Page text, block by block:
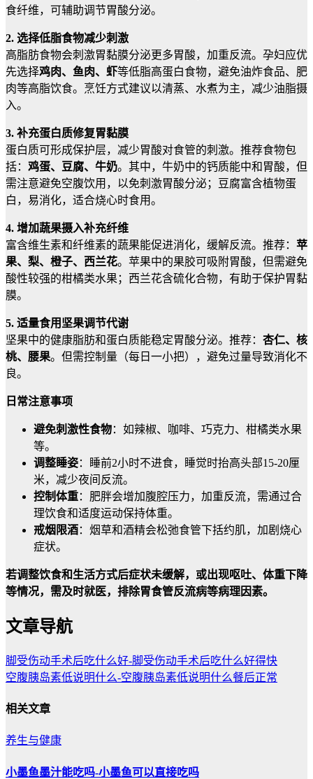
食纤维，可辅助调节胃酸分泌。
2. 选择低脂食物减少刺激
高脂肪食物会刺激胃黏膜分泌更多胃酸，加重反流。孕妇应优
先选择鸡肉、鱼肉、虾等低脂高蛋白食物，避免油炸食品、肥
肉等高脂饮食。烹饪方式建议以清蒸、水煮为主，减少油脂摄
入。
3. 补充蛋白质修复胃黏膜
蛋白质可形成保护层，减少胃酸对食管的刺激。推荐食物包
括： 鸡蛋、豆腐、牛奶。其中，牛奶中的钙质能中和胃酸，但
需注意避免空腹饮用，以免刺激胃酸分泌；豆腐富含植物蛋
白，易消化，适合烧心时食用。
4. 增加蔬果摄入补充纤维
富含维生素和纤维素的蔬果能促进消化，缓解反流。推荐： 苹
果、梨、橙子、西兰花。苹果中的果胶可吸附胃酸，但需避免
酸性较强的柑橘类水果；西兰花含硫化合物，有助于保护胃黏
膜。
5. 适量食用坚果调节代谢
坚果中的健康脂肪和蛋白质能稳定胃酸分泌。推荐： 杏仁、核
桃、腰果。但需控制量（每日一小把），避免过量导致消化不
良。
日常注意事项
避免刺激性食物：如辣椒、咖啡、巧克力、柑橘类水果
等。
调整睡姿：睡前2小时不进食，睡觉时抬高头部15-20厘
米，减少夜间反流。
控制体重：肥胖会增加腹腔压力，加重反流，需通过合
理饮食和适度运动保持体重。
戒烟限酒：烟草和酒精会松弛食管下括约肌，加剧烧心
症状。
若调整饮食和生活方式后症状未缓解，或出现呕吐、体重下降
等情况，需及时就医，排除胃食管反流病等病理因素。
文章导航
脚受伤动手术后吃什么好-脚受伤动手术后吃什么好得快
空腹胰岛素低说明什么-空腹胰岛素低说明什么餐后正常
相关文章
养生与健康
小墨鱼墨汁能吃吗-小墨鱼可以直接吃吗